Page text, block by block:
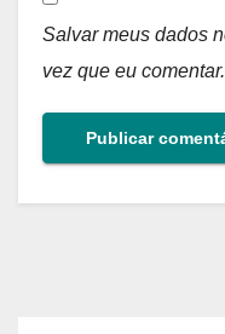
Salvar meus dados
vez que eu comentar.